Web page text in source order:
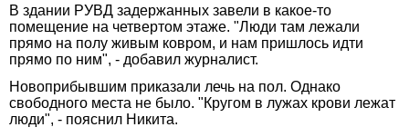
В здании РУВД задержанных завели в какое-то
помещение на четвертом этаже. "Люди там лежали
прямо на полу живым ковром, и нам пришлось идти
прямо по ним", - добавил журналист.
Новоприбывшим приказали лечь на пол. Однако
свободного места не было. "Кругом в лужах крови лежат
люди", - пояснил Никита.